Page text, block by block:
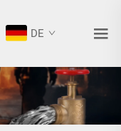
DE